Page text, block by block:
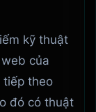
kỹ thuật
của
tiếp theo
đó có thuật